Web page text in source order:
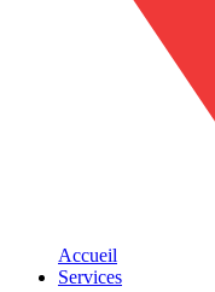
Accueil
Services